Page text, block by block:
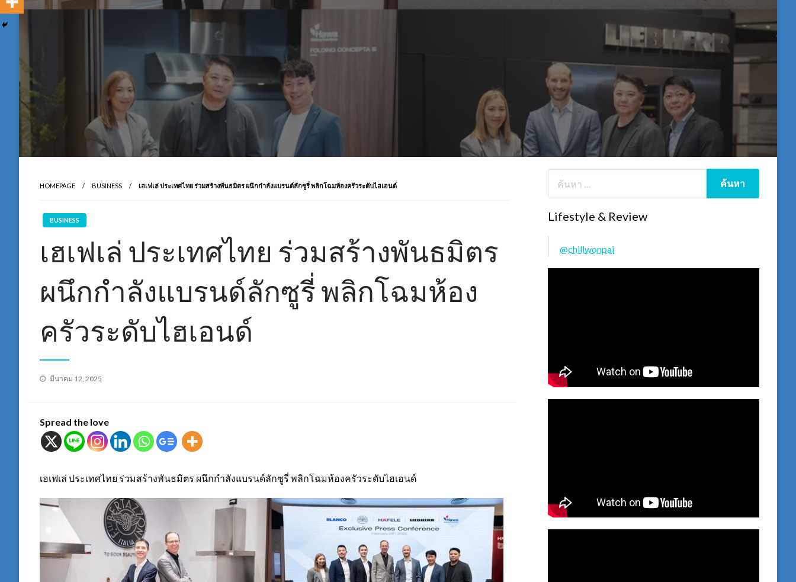
HOMEPAGE BUSINESS เฮเฟเล่ ประเทศไทย ร่วมสร้างพันธมิตร ผนึกกำลังแบรนด์ลักซูรี่ พลิกโฉมห้องครัวระดับไฮเอนด์
BUSINESS
เฮเฟเล่ ประเทศไทย ร่วมสร้างพันธมิตร
ผนึกกำลังแบรนด์ลักซูรี่ พลิกโฉมห้อง
ครัวระดับไฮเอนด์
Posted
มีนาคม 12, 2025
Spread the love
เฮเฟเล่ ประเทศไทย ร่วมสร้างพันธมิตร ผนึกกำลังแบรนด์ลักซูรี่ พลิกโฉมห้องครัวระดับไฮเอนด์
Lifestyle & Review
@chillwonpai